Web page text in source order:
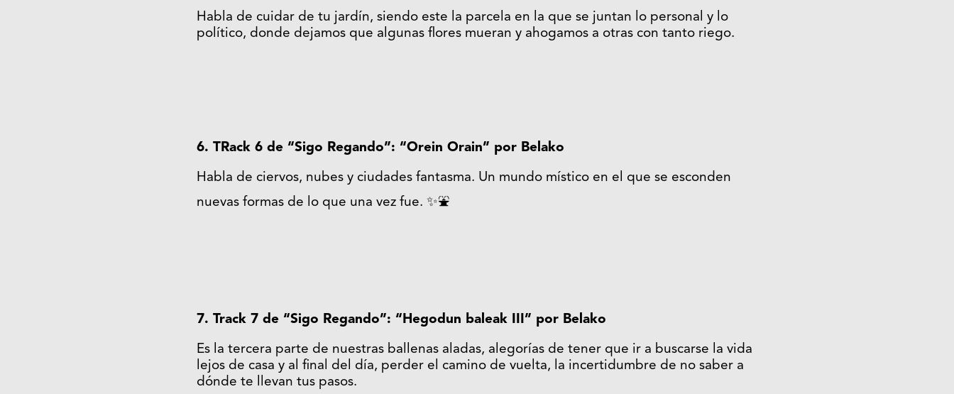
Habla de cuidar de tu jardín, siendo este la parcela en la que se juntan lo personal y lo
político, donde dejamos que algunas flores mueran y ahogamos a otras con tanto riego.
6. TRack 6 de “Sigo Regando”: “Orein Orain” por Belako
Habla de ciervos, nubes y ciudades fantasma. Un mundo místico en el que se esconden
nuevas formas de lo que una vez fue. ✨⛲️
7. Track 7 de “Sigo Regando”: “Hegodun baleak III” por Belako
Es la tercera parte de nuestras ballenas aladas, alegorías de tener que ir a buscarse la vida
lejos de casa y al final del día, perder el camino de vuelta, la incertidumbre de no saber a
dónde te llevan tus pasos.